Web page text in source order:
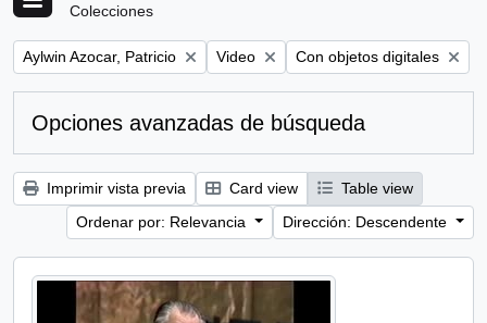
Colecciones
Remove filter:
Aylwin Azocar, Patricio Remove filter:
Video Remove filter:
Con objetos digitales
Opciones avanzadas de búsqueda
Imprimir vista previa Card view
Table view
Ordenar por: Relevancia
Dirección: Descendente